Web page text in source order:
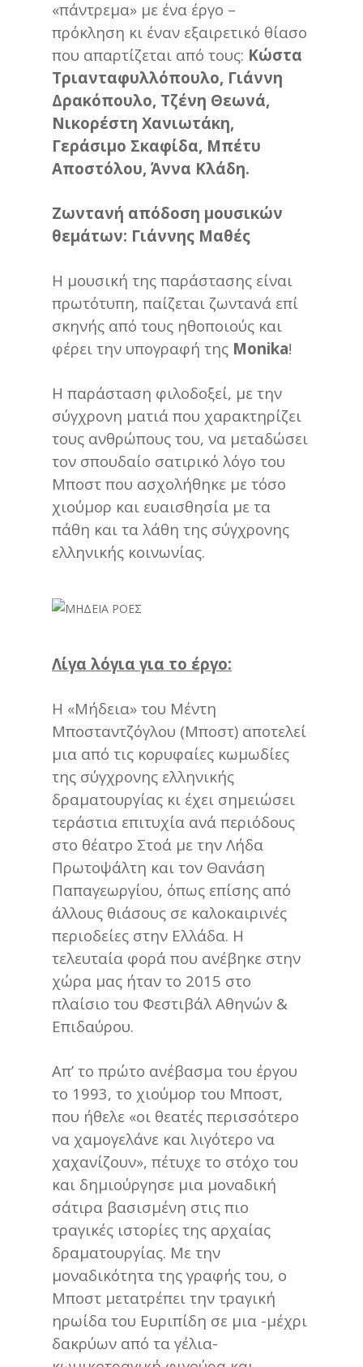
«πάντρεμα» με ένα έργο –
πρόκληση κι έναν εξαιρετικό θίασο
που απαρτίζεται από τους: Κώστα
Τριανταφυλλόπουλο, Γιάννη
Δρακόπουλο, Τζένη Θεωνά,
Νικορέστη Χανιωτάκη,
Γεράσιμο Σκαφίδα, Μπέτυ
Αποστόλου, Άννα Κλάδη.
Ζωντανή απόδοση μουσικών
θεμάτων: Γιάννης Μαθές
Η μουσική της παράστασης είναι
πρωτότυπη, παίζεται ζωντανά επί
σκηνής από τους ηθοποιούς και
φέρει την υπογραφή της Monika!
Η παράσταση φιλοδοξεί, με την
σύγχρονη ματιά που χαρακτηρίζει
τους ανθρώπους του, να μεταδώσει
τον σπουδαίο σατιρικό λόγο του
Μποστ που ασχολήθηκε με τόσο
χιούμορ και ευαισθησία με τα
πάθη και τα λάθη της σύγχρονης
ελληνικής κοινωνίας.
Λίγα λόγια για το έργο:
Η «Μήδεια» του Μέντη
Μποσταντζόγλου (Μποστ) αποτελεί
μια από τις κορυφαίες κωμωδίες
της σύγχρονης ελληνικής
δραματουργίας κι έχει σημειώσει
τεράστια επιτυχία ανά περιόδους
στο θέατρο Στοά με την Λήδα
Πρωτοψάλτη και τον Θανάση
Παπαγεωργίου, όπως επίσης από
άλλους θιάσους σε καλοκαιρινές
περιοδείες στην Ελλάδα. Η
τελευταία φορά που ανέβηκε στην
χώρα μας ήταν το 2015 στο
πλαίσιο του Φεστιβάλ Αθηνών &
Επιδαύρου.
Απ’ το πρώτο ανέβασμα του έργου
το 1993, το χιούμορ του Μποστ,
που ήθελε «οι θεατές περισσότερο
να χαμογελάνε και λιγότερο να
χαχανίζουν», πέτυχε το στόχο του
και δημιούργησε μια μοναδική
σάτιρα βασισμένη στις πιο
τραγικές ιστορίες της αρχαίας
δραματουργίας. Με την
μοναδικότητα της γραφής του, ο
Μποστ μετατρέπει την τραγική
ηρωίδα του Ευριπίδη σε μια -μέχρι
δακρύων από τα γέλια-